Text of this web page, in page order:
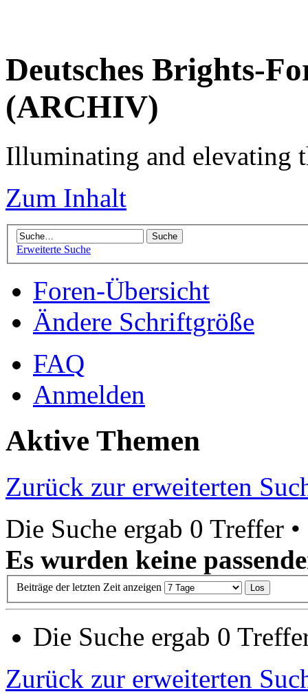
Deutsches Brights-
(ARCHIV)
Illuminating and elevating
Zum Inhalt
Erweiterte Suche
Foren-Übersicht
Ändere Schriftgröße
FAQ
Anmelden
Aktive Themen
Zurück zur erweiterten
Die Suche ergab 0 Treffer
Es wurden keine
Beiträge der letzten Zeit anzeigen
Die Suche ergab 0
Zurück zur erweiterten